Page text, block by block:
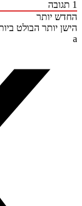
יותר
יותר הבולט ביותר